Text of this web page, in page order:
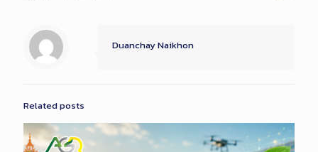
Duanchay Naikhon
Related posts